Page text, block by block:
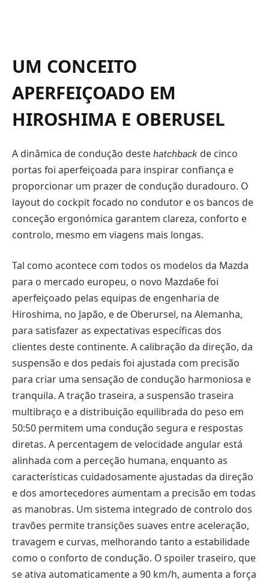
UM CONCEITO
APERFEIÇOADO EM
HIROSHIMA E OBERUSEL
A dinâmica de condução deste hatchback de cinco
portas foi aperfeiçoada para inspirar confiança e
proporcionar um prazer de condução duradouro. O
layout do cockpit focado no condutor e os bancos de
conceção ergonómica garantem clareza, conforto e
controlo, mesmo em viagens mais longas.
Tal como acontece com todos os modelos da Mazda
para o mercado europeu, o novo Mazda6e foi
aperfeiçoado pelas equipas de engenharia de
Hiroshima, no Japão, e de Oberursel, na Alemanha,
para satisfazer as expectativas específicas dos
clientes deste continente. A calibração da direção, da
suspensão e dos pedais foi ajustada com precisão
para criar uma sensação de condução harmoniosa e
tranquila. A tração traseira, a suspensão traseira
multibraço e a distribuição equilibrada do peso em
50:50 permitem uma condução segura e respostas
diretas. A percentagem de velocidade angular está
alinhada com a perceção humana, enquanto as
características cuidadosamente ajustadas da direção
e dos amortecedores aumentam a precisão em todas
as manobras. Um sistema integrado de controlo dos
travões permite transições suaves entre aceleração,
travagem e curvas, melhorando tanto a estabilidade
como o conforto de condução. O spoiler traseiro, que
se ativa automaticamente a 90 km/h, aumenta a força